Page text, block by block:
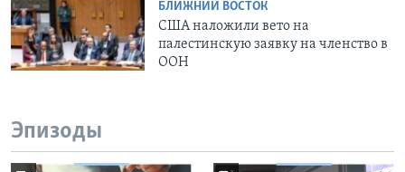
БЛИЖНИЙ ВОСТОК
США наложили вето на
палестинскую заявку на членство в
ООН
Эпизоды